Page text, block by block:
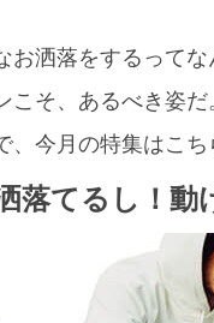
お洒落をするって
こそ、あるべき姿だ
、今月の特集はこち
落てるし！動